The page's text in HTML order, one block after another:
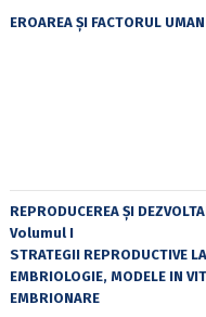
EROAREA ȘI FACTORUL
REPRODUCEREA ȘI
Volumul I
STRATEGII REPRODUCTIVE
EMBRIOLOGIE, MODELE IN
EMBRIONARE